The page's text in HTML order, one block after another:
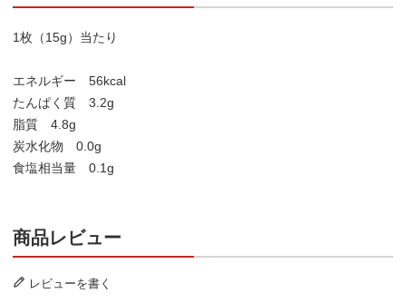
1枚（15g）当たり
エネルギー 56kcal
たんぱく質 3.2g
脂質 4.8g
炭水化物 0.0g
食塩相当量 0.1g
商品レビュー
レビューを書く